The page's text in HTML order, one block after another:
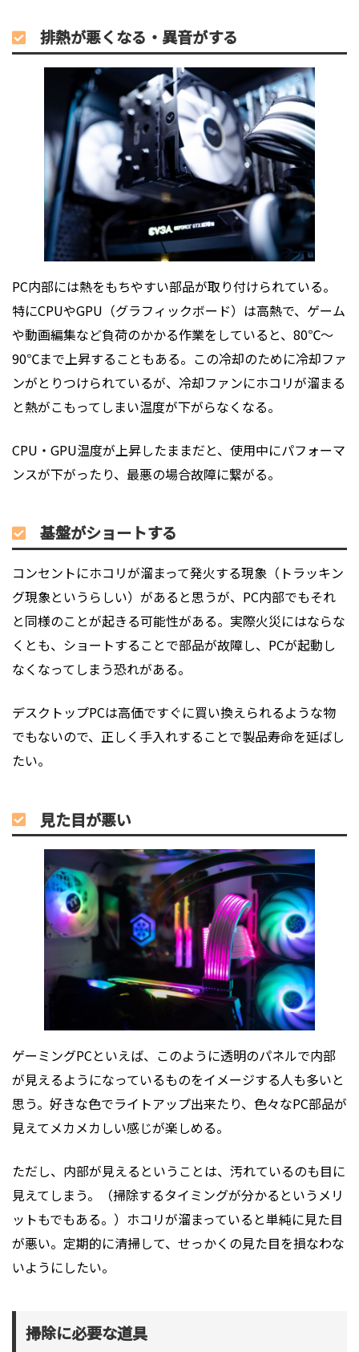
排熱が悪くなる・異音がする
PC内部には熱をもちやすい部品が取り付けられている。
特にCPUやGPU（グラフィックボード）は高熱で、ゲーム
や動画編集など負荷のかかる作業をしていると、80℃～
90℃まで上昇することもある。この冷却のために冷却ファ
ンがとりつけられているが、冷却ファンにホコリが溜まる
と熱がこもってしまい温度が下がらなくなる。
CPU・GPU温度が上昇したままだと、使用中にパフォーマ
ンスが下がったり、最悪の場合故障に繋がる。
基盤がショートする
コンセントにホコリが溜まって発火する現象（トラッキン
グ現象というらしい）があると思うが、PC内部でもそれ
と同様のことが起きる可能性がある。実際火災にはならな
くとも、ショートすることで部品が故障し、PCが起動し
なくなってしまう恐れがある。
デスクトップPCは高価ですぐに買い換えられるような物
でもないので、正しく手入れすることで製品寿命を延ばし
たい。
見た目が悪い
ゲーミングPCといえば、このように透明のパネルで内部
が見えるようになっているものをイメージする人も多いと
思う。好きな色でライトアップ出来たり、色々なPC部品が
見えてメカメカしい感じが楽しめる。
ただし、内部が見えるということは、汚れているのも目に
見えてしまう。（掃除するタイミングが分かるというメリ
ットもでもある。）ホコリが溜まっていると単純に見た目
が悪い。定期的に清掃して、せっかくの見た目を損なわな
いようにしたい。
掃除に必要な道具